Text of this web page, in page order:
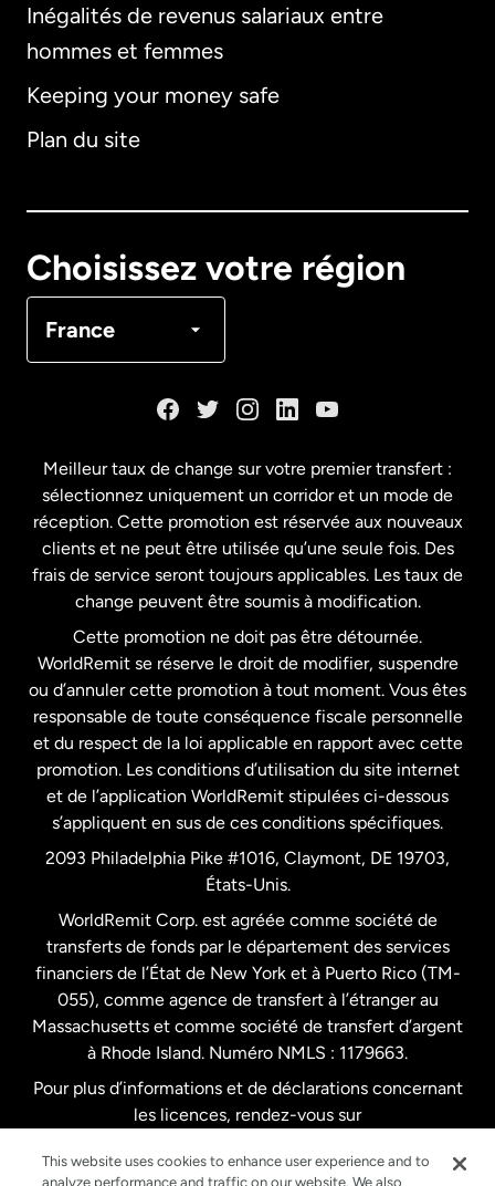
Inégalités de revenus salariaux entre
hommes et femmes
Keeping your money safe
Plan du site
Choisissez votre région
France
Allemagne
Français
États-Unis English
États-Unis Español
France
Malaisie
Nouvelle-Zélande
Pays-Bas
Royaume-Uni
Suède
Meilleur taux de change sur votre premier transfert :
sélectionnez uniquement un corridor et un mode de
réception. Cette promotion est réservée aux nouveaux
clients et ne peut être utilisée qu’une seule fois. Des
frais de service seront toujours applicables. Les taux de
change peuvent être soumis à modification.
Cette promotion ne doit pas être détournée.
WorldRemit se réserve le droit de modifier, suspendre
ou d’annuler cette promotion à tout moment. Vous êtes
responsable de toute conséquence fiscale personnelle
et du respect de la loi applicable en rapport avec cette
promotion. Les conditions d’utilisation du site internet
et de l’application WorldRemit stipulées ci-dessous
s’appliquent en sus de ces conditions spécifiques.
2093 Philadelphia Pike #1016, Claymont, DE 19703,
États-Unis.
WorldRemit Corp. est agréée comme société de
transferts de fonds par le département des services
financiers de l’État de New York et à Puerto Rico (TM-
055), comme agence de transfert à l’étranger au
Massachusetts et comme société de transfert d’argent
à Rhode Island. Numéro NMLS : 1179663.
Pour plus d’informations et de déclarations concernant
les licences, rendez-vous sur
This website uses cookies to enhance user experience and to
analyze performance and traffic on our website. We also